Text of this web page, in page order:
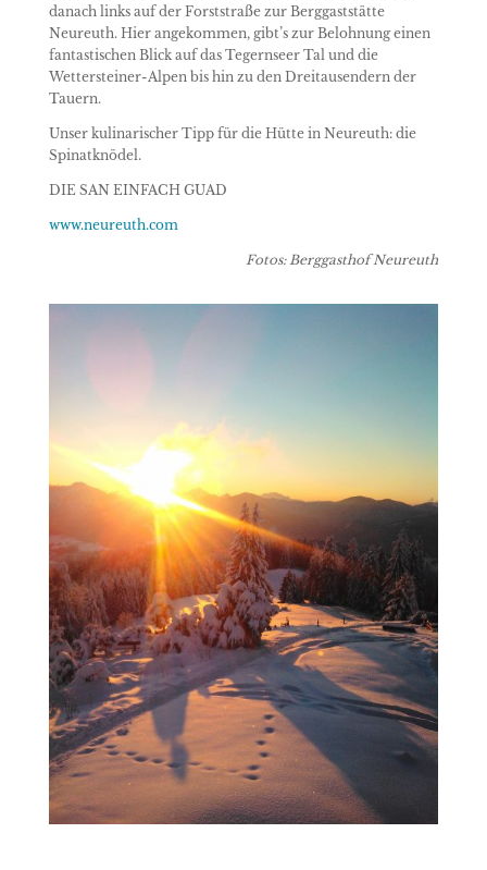
danach links auf der Forststraße zur Berggaststätte
Neureuth. Hier angekommen, gibt’s zur Belohnung einen
fantastischen Blick auf das Tegernseer Tal und die
Wettersteiner-Alpen bis hin zu den Dreitausendern der
Tauern.
Unser kulinarischer Tipp für die Hütte in Neureuth: die
Spinatknödel.
DIE SAN EINFACH GUAD
www.neureuth.com
Fotos: Berggasthof Neureuth